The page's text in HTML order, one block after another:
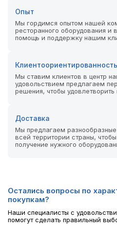
Опыт
Мы гордимся опытом нашей
ресторанного оборудования и
помощь и поддержку нашим
Клиентоориентированность
Мы ставим клиентов в центр
удовольствием предлагаем
решения, чтобы
Доставка
Мы предлагаем
всей территории страны,
получение нужного
Остались вопросы по
покупкам?
Наши специалисты с
помогут сделать правильный